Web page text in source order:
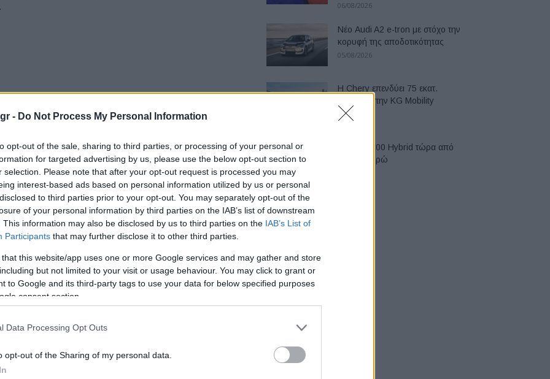
- Do Not Process My Personal Information
opt-out of the sale, sharing to third parties, or processing of your personal or
for targeted advertising by us, please use the below opt-out section to
selection. Please note that after your opt-out request is processed you may
interest-based ads based on personal information utilized by us or personal
to third parties prior to your opt-out. You may separately opt-out of the
of your personal information by third parties on the IAB’s list of downstream
This information may also be disclosed by us to third parties on the IAB’s List of
Participants that may further disclose it to other third parties.
that this website/app uses one or more Google services and may gather and store
but not limited to your visit or usage behaviour. You may click to grant or
to Google and its third-party tags to use your data for below specified purposes
consent section.
Data Processing Opt Outs
opt-out of the Sharing of my personal data.
06/08/2026
Νέο Audi A2 e-tron με στόχο την
κορυφή της αποδοτικότητας
05/08/2026
Η Chery επενδύει 75 εκατ.
δολάρια στην KG Mobility
04/08/2026
Το FIAT 500 Hybrid τώρα από
18.990 ευρώ